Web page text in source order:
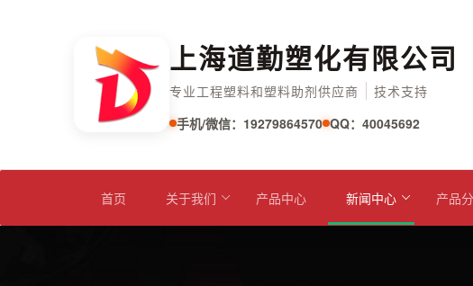
上海道勤塑化有限公司
专业工程塑料和塑料助剂供应商
技术支持
手机/微信：19279864570 QQ：40045692
首页 关于我们 产品中心 新闻中心 产品